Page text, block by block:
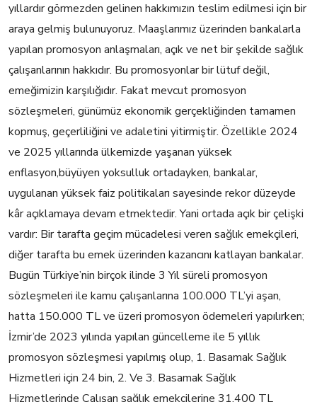
yıllardır görmezden gelinen hakkımızın teslim edilmesi için bir
araya gelmiş bulunuyoruz. Maaşlarımız üzerinden bankalarla
yapılan promosyon anlaşmaları, açık ve net bir şekilde sağlık
çalışanlarının hakkıdır. Bu promosyonlar bir lütuf değil,
emeğimizin karşılığıdır. Fakat mevcut promosyon
sözleşmeleri, günümüz ekonomik gerçekliğinden tamamen
kopmuş, geçerliliğini ve adaletini yitirmiştir. Özellikle 2024
ve 2025 yıllarında ülkemizde yaşanan yüksek
enflasyon,büyüyen yoksulluk ortadayken, bankalar,
uygulanan yüksek faiz politikaları sayesinde rekor düzeyde
kâr açıklamaya devam etmektedir. Yani ortada açık bir çelişki
vardır: Bir tarafta geçim mücadelesi veren sağlık emekçileri,
diğer tarafta bu emek üzerinden kazancını katlayan bankalar.
Bugün Türkiye’nin birçok ilinde 3 Yıl süreli promosyon
sözleşmeleri ile kamu çalışanlarına 100.000 TL’yi aşan,
hatta 150.000 TL ve üzeri promosyon ödemeleri yapılırken;
İzmir’de 2023 yılında yapılan güncelleme ile 5 yıllık
promosyon sözleşmesi yapılmış olup, 1. BasamakSağlık
Hizmetleri için 24 bin, 2. Ve 3. Basamak Sağlık
Hizmetlerinde Çalışan sağlık emekçilerine 31.400 TL